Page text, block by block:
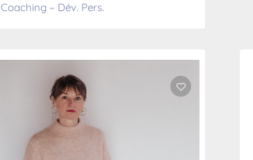
Coaching – Dév. Pers.